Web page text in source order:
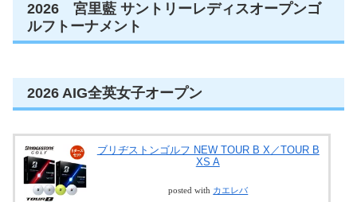
2026 宮里藍 サントリーレディスオープンゴ
ルフトーナメント
2026 AIG全英女子オープン
ブリヂストンゴルフ NEW TOUR B X／TOUR B
XS A
posted with カエレバ